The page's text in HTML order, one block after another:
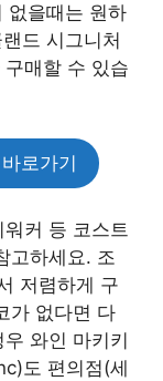
없을때는 원하
드 시그니처
매할 수 있습
로가기
워커 등 코스트
고하세요. 조
저렴하게 구
가 없다면 다
와인 마키키
도 편의점(세